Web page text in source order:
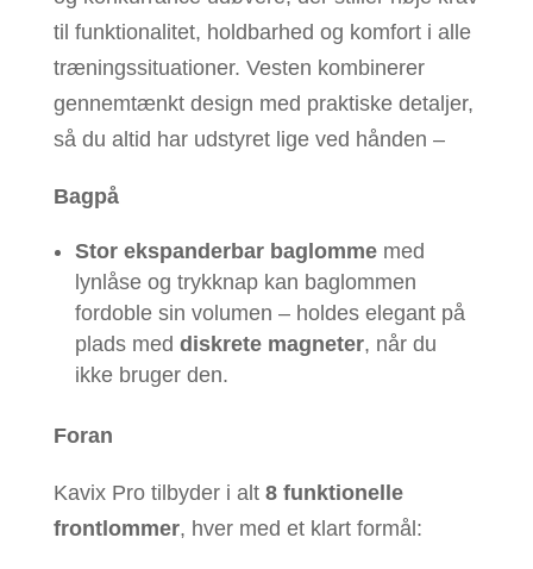
til funktionalitet, holdbarhed og komfort i alle
træningssituationer. Vesten kombinerer
gennemtænkt design med praktiske detaljer,
så du altid har udstyret lige ved hånden –
Bagpå
Stor ekspanderbar baglommemed
lynlåse og trykknap kan baglommen
fordoble sin volumen – holdes elegant på
plads med diskrete magneter, når du
ikke bruger den.
Foran
Kavix Pro tilbyder i alt 8 funktionelle
frontlommer, hver med et klart formål: